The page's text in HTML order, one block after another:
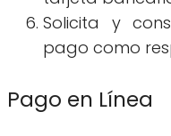
Solicita y
pago como
Pago en Línea